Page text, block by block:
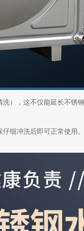
），这不仅能延长不锈
细冲洗后即可正常使用